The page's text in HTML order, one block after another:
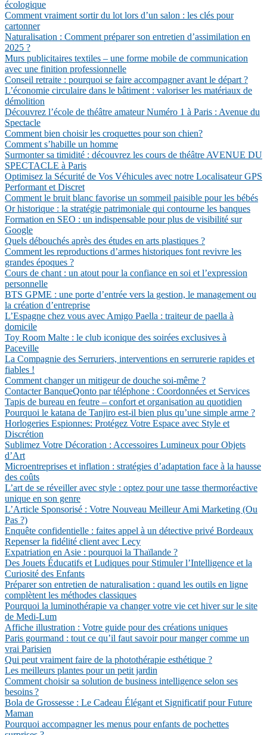
écologique
Comment vraiment sortir du lot lors d’un salon : les clés pour
cartonner
Naturalisation : Comment préparer son entretien d’assimilation en
2025 ?
Murs publicitaires textiles – une forme mobile de communication
avec une finition professionnelle
Conseil retraite : pourquoi se faire accompagner avant le départ ?
L’économie circulaire dans le bâtiment : valoriser les matériaux de
démolition
Découvrez l’école de théâtre amateur Numéro 1 à Paris : Avenue du
Spectacle
Comment bien choisir les croquettes pour son chien?
Comment s’habille un homme
Surmonter sa timidité : découvrez les cours de théâtre AVENUE DU
SPECTACLE à Paris
Optimisez la Sécurité de Vos Véhicules avec notre Localisateur GPS
Performant et Discret
Comment le bruit blanc favorise un sommeil paisible pour les bébés
Or historique : la stratégie patrimoniale qui contourne les banques
Formation en SEO : un indispensable pour plus de visibilité sur
Google
Quels débouchés après des études en arts plastiques ?
Comment les reproductions d’armes historiques font revivre les
grandes époques ?
Cours de chant : un atout pour la confiance en soi et l’expression
personnelle
BTS GPME : une porte d’entrée vers la gestion, le management ou
la création d’entreprise
L’Espagne chez vous avec Amigo Paella : traiteur de paella à
domicile
Toy Room Malte : le club iconique des soirées exclusives à
Paceville
La Compagnie des Serruriers, interventions en serrurerie rapides et
fiables !
Comment changer un mitigeur de douche soi-même ?
Contacter BanqueQonto par téléphone : Coordonnées et Services
Tapis de bureau en feutre – confort et organisation au quotidien
Pourquoi le katana de Tanjiro est-il bien plus qu’une simple arme ?
Horlogeries Espionnes: Protégez Votre Espace avec Style et
Discrétion
Sublimez Votre Décoration : Accessoires Lumineux pour Objets
d’Art
Microentreprises et inflation : stratégies d’adaptation face à la hausse
des coûts
L’art de se réveiller avec style : optez pour une tasse thermoréactive
unique en son genre
L’Article Sponsorisé : Votre Nouveau Meilleur Ami Marketing (Ou
Pas ?)
Enquête confidentielle : faites appel à un détective privé Bordeaux
Repenser la fidélité client avec Lecy
Expatriation en Asie : pourquoi la Thaïlande ?
Des Jouets Éducatifs et Ludiques pour Stimuler l’Intelligence et la
Curiosité des Enfants
Préparer son entretien de naturalisation : quand les outils en ligne
complètent les méthodes classiques
Pourquoi la luminothérapie va changer votre vie cet hiver sur le site
de Medi-Lum
Affiche illustration : Votre guide pour des créations uniques
Paris gourmand : tout ce qu’il faut savoir pour manger comme un
vrai Parisien
Qui peut vraiment faire de la photothérapie esthétique ?
Les meilleurs plantes pour un petit jardin
Comment choisir sa solution de business intelligence selon ses
besoins ?
Bola de Grossesse : Le Cadeau Élégant et Significatif pour Future
Maman
Pourquoi accompagner les menus pour enfants de pochettes